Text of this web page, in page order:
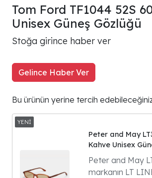
Tom Ford TF1044 52S
Unisex Güneş Gözlüğü
Stoğa girince haber ver
Gelince Haber Ver
Bu ürünün yerine tercih
Peter and May
Kahve Unisex
Peter and May
markanın LT